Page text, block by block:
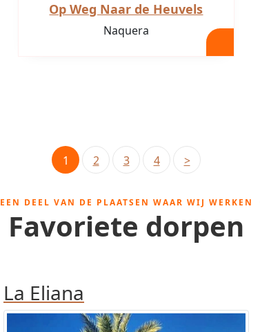
Op Weg Naar de Heuvels
Naquera
1 2 3 4 >
EEN DEEL VAN DE PLAATSEN WAAR WIJ WERKEN
Favoriete dorpen
La Eliana